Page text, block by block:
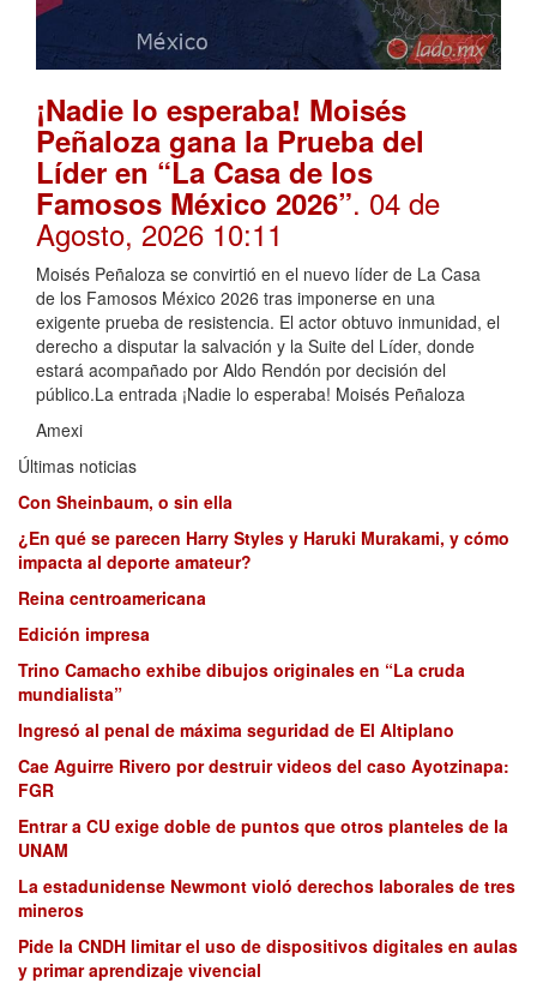
¡Nadie lo esperaba! Moisés
Peñaloza gana la Prueba del
Líder en “La Casa de los
Famosos México 2026”. 04 de
Agosto, 2026 10:11
Moisés Peñaloza se convirtió en el nuevo líder de La Casa
de los Famosos México 2026 tras imponerse en una
exigente prueba de resistencia. El actor obtuvo inmunidad, el
derecho a disputar la salvación y la Suite del Líder, donde
estará acompañado por Aldo Rendón por decisión del
público.La entrada ¡Nadie lo esperaba! Moisés Peñaloza
Amexi
Últimas noticias
Con Sheinbaum, o sin ella
¿En qué se parecen Harry Styles y Haruki Murakami, y cómo
impacta al deporte amateur?
Reina centroamericana
Edición impresa
Trino Camacho exhibe dibujos originales en “La cruda
mundialista”
Ingresó al penal de máxima seguridad de El Altiplano
Cae Aguirre Rivero por destruir videos del caso Ayotzinapa:
FGR
Entrar a CU exige doble de puntos que otros planteles de la
UNAM
La estadunidense Newmont violó derechos laborales de tres
mineros
Pide la CNDH limitar el uso de dispositivos digitales en aulas
y primar aprendizaje vivencial